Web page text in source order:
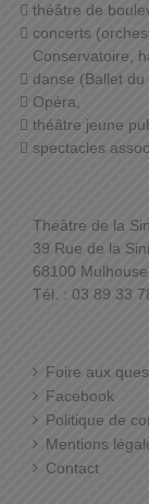
théâtre de
concerts
Conservatoire,
danse (Ballet
Opéra,
théâtre jeune
spectacles
Théâtre de la
39 Rue de la
68100 Mulhouse
Tél. : 03 89 33
Foire aux
Facebook
Politique de
Mentions
Contact